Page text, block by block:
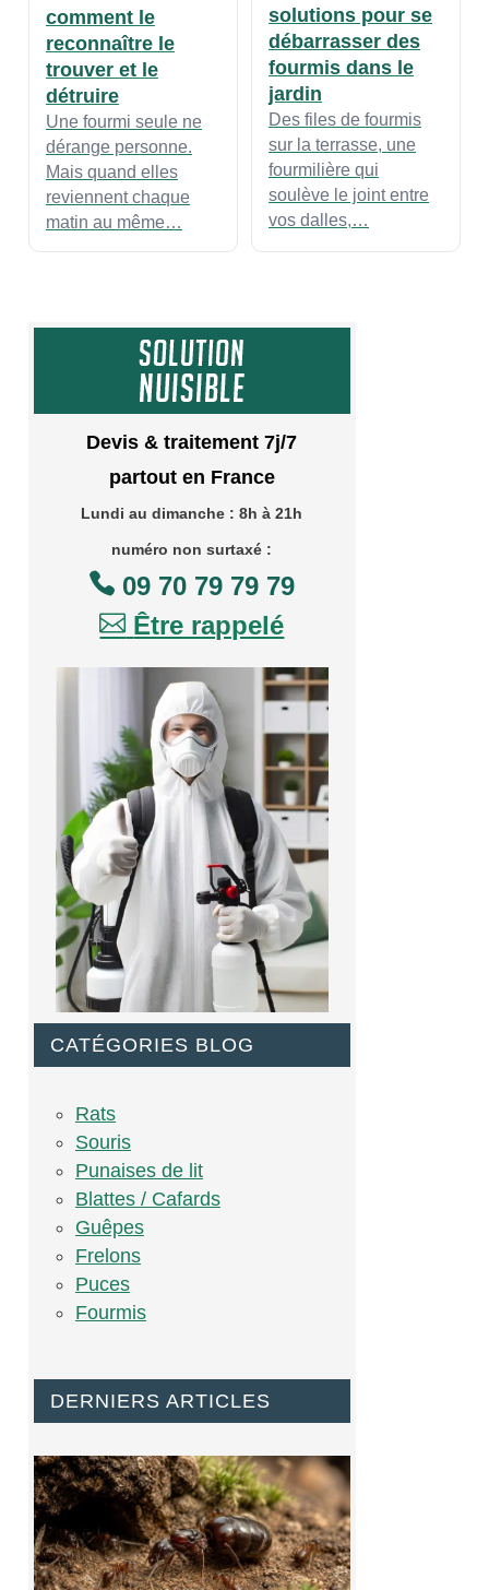
comment le
reconnaître le
trouver et le
détruire
Une fourmi seule ne
dérange personne.
Mais quand elles
reviennent chaque
matin au même…
solutions pour se
débarrasser des
fourmis dans le
jardin
​Des files de fourmis
sur la terrasse, une
fourmilière qui
soulève le joint entre
vos dalles,…
Devis & traitement 7j/7
partout en France
Lundi au dimanche : 8h à 21h
numéro non surtaxé :
 09 70 79 79 79
 Être rappelé
CATÉGORIES BLOG
Rats
Souris
Punaises de lit
Blattes / Cafards
Guêpes
Frelons
Puces
Fourmis
DERNIERS ARTICLES